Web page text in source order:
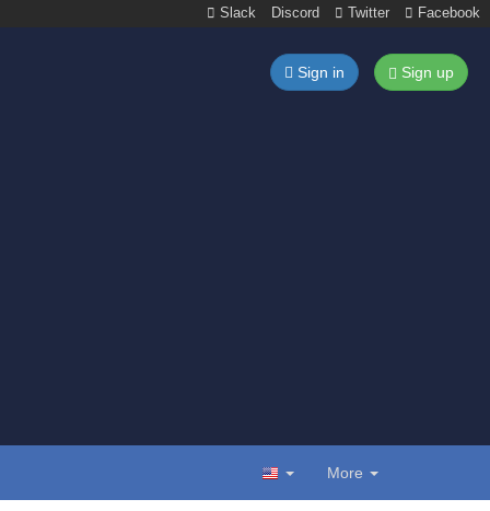
Slack Discord Twitter Facebook
Sign in Sign up
More